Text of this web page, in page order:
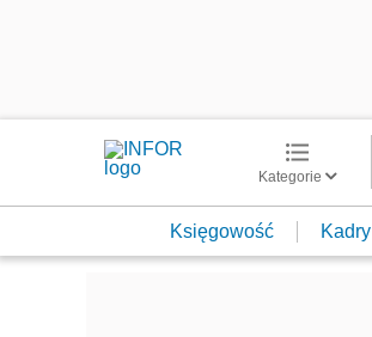
Kategorie
Księgowość Kadry